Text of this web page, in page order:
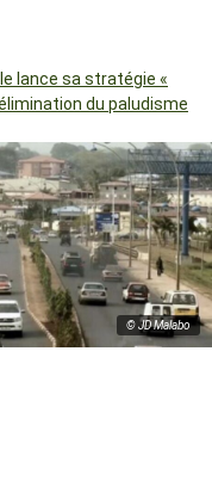
lance sa stratégie «
du paludisme
© JD Malabo